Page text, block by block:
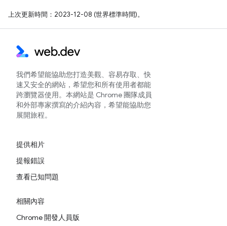
上次更新時間：2023-12-08 (世界標準時間)。
我們希望能協助您打造美觀、容易存取、快
速又安全的網站，希望您和所有使用者都能
跨瀏覽器使用。本網站是 Chrome 團隊成員
和外部專家撰寫的介紹內容，希望能協助您
展開旅程。
提供相片
提報錯誤
查看已知問題
相關內容
Chrome 開發人員版